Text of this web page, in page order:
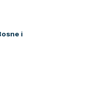
i